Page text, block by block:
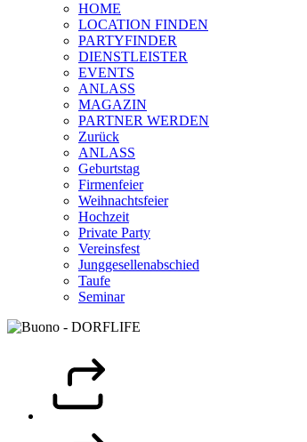
HOME
LOCATION FINDEN
PARTYFINDER
DIENSTLEISTER
EVENTS
ANLASS
MAGAZIN
PARTNER WERDEN
Zurück
ANLASS
Geburtstag
Firmenfeier
Weihnachtsfeier
Hochzeit
Private Party
Vereinsfest
Junggesellenabschied
Taufe
Seminar